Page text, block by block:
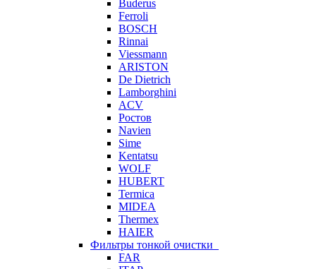
Buderus
Ferroli
BOSCH
Rinnai
Viessmann
ARISTON
De Dietrich
Lamborghini
ACV
Ростов
Navien
Sime
Kentatsu
WOLF
HUBERT
Termica
MIDEA
Thermex
HAIER
Фильтры тонкой очистки
FAR